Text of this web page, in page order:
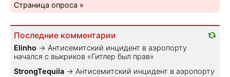
Страница опроса »
Последние комментарии
Elinho → Антисемитский инцидент в аэропорту
начался с выкриков «Гитлер был прав»
StrongTequila → Антисемитский инцидент в аэропорту